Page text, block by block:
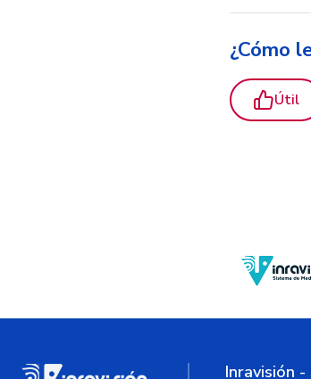
¿Cómo
Útil
Inravisión